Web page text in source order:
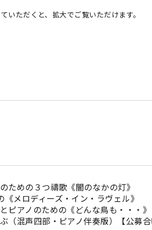
いただくと、拡大でご覧いただけます。
ための３つ禱歌《闇のなかの灯》
《メロディーズ・イン・ラヴェル》
アノのための《どんな鳥も・・・》
混声四部・ピアノ伴奏版）【公募合